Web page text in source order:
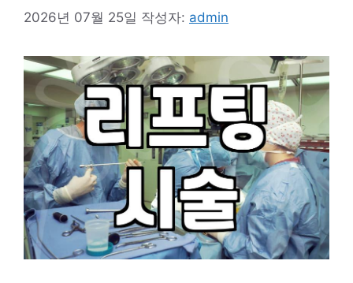
2026년 07월 25일 작성자: admin